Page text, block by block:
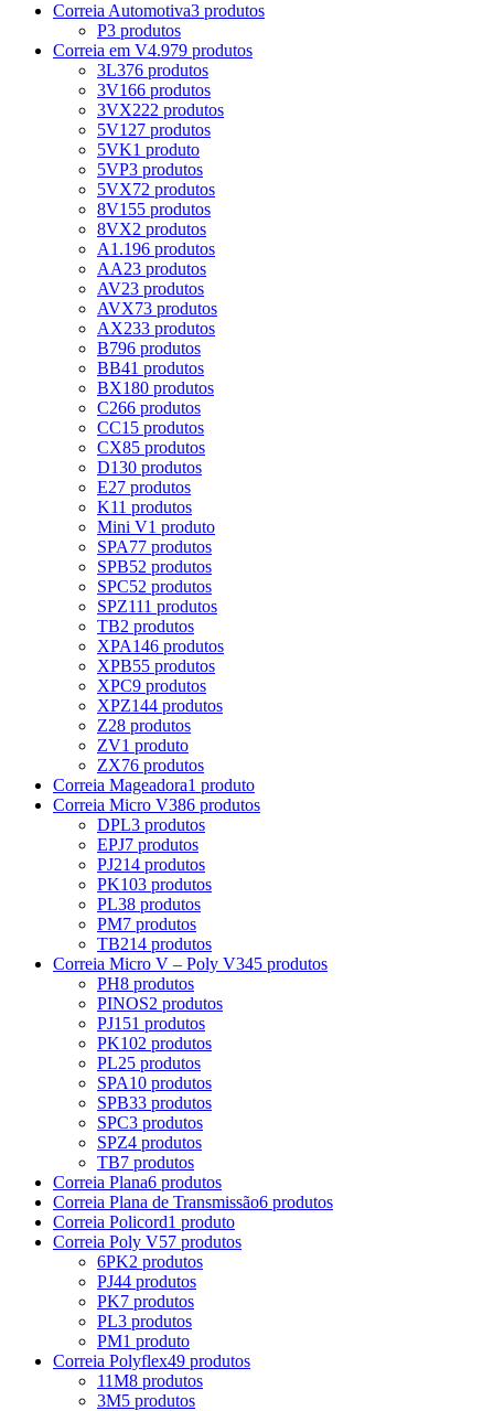
Correia Automotiva3 produtos
P3 produtos
Correia em V4.979 produtos
3L376 produtos
3V166 produtos
3VX222 produtos
5V127 produtos
5VK1 produto
5VP3 produtos
5VX72 produtos
8V155 produtos
8VX2 produtos
A1.196 produtos
AA23 produtos
AV23 produtos
AVX73 produtos
AX233 produtos
B796 produtos
BB41 produtos
BX180 produtos
C266 produtos
CC15 produtos
CX85 produtos
D130 produtos
E27 produtos
K11 produtos
Mini V1 produto
SPA77 produtos
SPB52 produtos
SPC52 produtos
SPZ111 produtos
TB2 produtos
XPA146 produtos
XPB55 produtos
XPC9 produtos
XPZ144 produtos
Z28 produtos
ZV1 produto
ZX76 produtos
Correia Mageadora1 produto
Correia Micro V386 produtos
DPL3 produtos
EPJ7 produtos
PJ214 produtos
PK103 produtos
PL38 produtos
PM7 produtos
TB214 produtos
Correia Micro V – Poly V345 produtos
PH8 produtos
PINOS2 produtos
PJ151 produtos
PK102 produtos
PL25 produtos
SPA10 produtos
SPB33 produtos
SPC3 produtos
SPZ4 produtos
TB7 produtos
Correia Plana6 produtos
Correia Plana de Transmissão6 produtos
Correia Policord1 produto
Correia Poly V57 produtos
6PK2 produtos
PJ44 produtos
PK7 produtos
PL3 produtos
PM1 produto
Correia Polyflex49 produtos
11M8 produtos
3M5 produtos